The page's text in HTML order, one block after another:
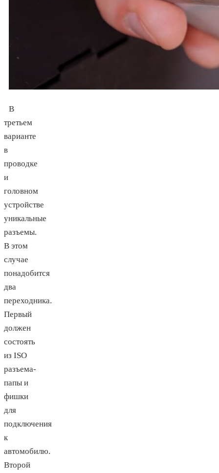
В
третьем
варианте
в
проводке
и
головном
устройстве
уникальные
разъемы.
В этом
случае
понадобится
два
переходника.
Первый
должен
состоять
из ISO
разъема-
папы и
фишки
для
подключения
к
автомобилю.
Второй